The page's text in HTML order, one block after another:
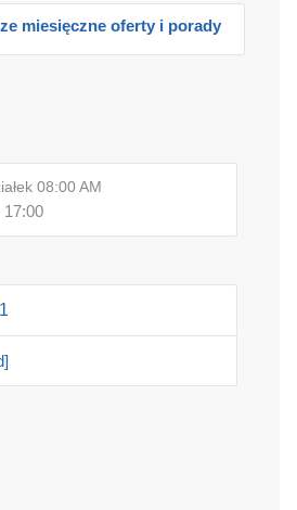
miesięczne oferty i porady
08:00 AM
17:00